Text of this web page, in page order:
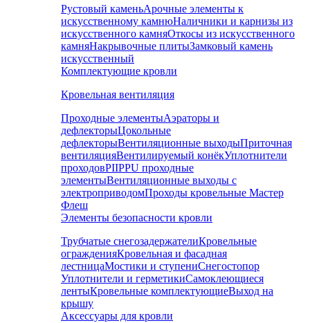
Рустовый каменьАрочные элементы к
искусственному камнюНаличники и карнизы из
искусственного камняОткосы из искусственного
камняНакрывочные плитыЗамковый камень
искусственный
Комплектующие кровли
Кровельная вентиляция
Проходные элементыАэраторы и
дефлекторыЦокольные
дефлекторыВентиляционные выходыПриточная
вентиляцияВентилируемый конёкУплотнители
проходовPIIPPU проходные
элементыВентиляционные выходы с
электроприводомПроходы кровельные Мастер
Флеш
Элементы безопасности кровли
Трубчатые снегозадержателиКровельные
огражденияКровельная и фасадная
лестницаМостики и ступениСнегостопор
Уплотнители и герметикиСамоклеющиеся
лентыКровельные комплектующиеВыход на
крышу
Аксессуары для кровли